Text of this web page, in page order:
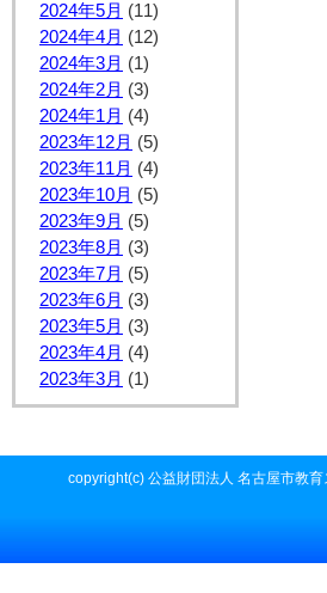
2024年5月 (11)
2024年4月 (12)
2024年3月 (1)
2024年2月 (3)
2024年1月 (4)
2023年12月 (5)
2023年11月 (4)
2023年10月 (5)
2023年9月 (5)
2023年8月 (3)
2023年7月 (5)
2023年6月 (3)
2023年5月 (3)
2023年4月 (4)
2023年3月 (1)
copyright(c) 公益財団法人 名古屋市教